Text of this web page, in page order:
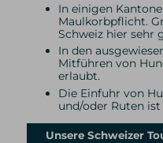
In einigen
Maulkorbpflicht.
Schweiz hier sehr
In den
Mitführen von
erlaubt.
Die Einfuhr von
und/oder Ruten
Unsere Schweizer